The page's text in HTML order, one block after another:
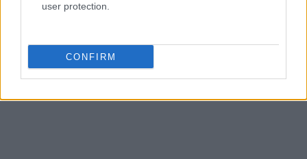
user protection.
CONFIRM